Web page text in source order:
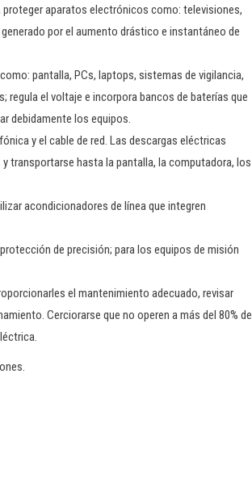
aparatos electrónicos como: televisiones,
por el aumento drástico e instantáneo de
pantalla, PCs, laptops, sistemas de vigilancia,
el voltaje e incorpora bancos de baterías que
debidamente los equipos.
y el cable de red. Las descargas eléctricas
transportarse hasta la pantalla, la computadora, los
acondicionadores de línea que integren
de precisión; para los equipos de misión
el mantenimiento adecuado, revisar
Cerciorarse que no operen a más del 80% de